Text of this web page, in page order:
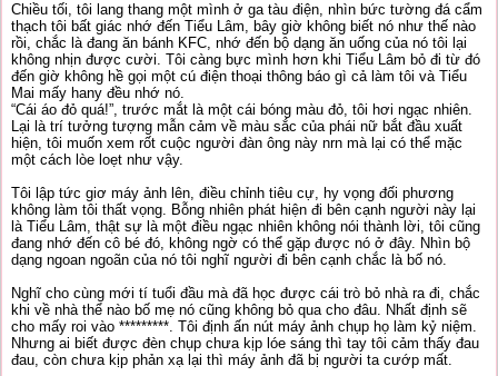
Chiều tối, tôi lang thang một mình ở ga tàu điện, nhìn bức tường đá cẩm
thạch tôi bất giác nhớ đến Tiểu Lâm, bây giờ không biết nó như thế nào
rồi, chắc là đang ăn bánh KFC, nhớ đến bộ dạng ăn uống của nó tôi lại
không nhịn được cười. Tôi càng bực mình hơn khi Tiểu Lâm bỏ đi từ đó
đến giờ không hề gọi một cú điện thoại thông báo gì cả làm tôi và Tiểu
Mai mấy hany đều nhớ nó.
“Cái áo đỏ quá!”, trước mắt là một cái bóng màu đỏ, tôi hơi ngạc nhiên.
Lại là trí tưởng tượng mẫn cảm về màu sắc của phái nữ bắt đầu xuất
hiện, tôi muốn xem rốt cuộc người đàn ông này nrn mà lại có thể mặc
một cách lòe loẹt như vậy.
Tôi lập tức giơ máy ảnh lên, điều chỉnh tiêu cự, hy vọng đối phương
không làm tôi thất vọng. Bỗng nhiên phát hiện đi bên cạnh người này lại
là Tiểu Lâm, thật sự là một điều ngạc nhiên không nói thành lời, tôi cũng
đang nhớ đến cô bé đó, không ngờ có thể gặp được nó ở đây. Nhìn bộ
dạng ngoan ngoãn của nó tôi nghĩ người đi bên cạnh chắc là bố nó.
Nghĩ cho cùng mới tí tuổi đầu mà đã học được cái trò bỏ nhà ra đi, chắc
khi về nhà thể nào bố mẹ nó cũng không bỏ qua cho đâu. Nhất định sẽ
cho mấy roi vào *********. Tôi định ấn nút máy ảnh chụp họ làm kỷ niệm.
Nhưng ai biết được đèn chụp chưa kịp lóe sáng thì tay tôi cảm thấy đau
đau, còn chưa kịp phản xạ lại thì máy ảnh đã bị người ta cướp mất.